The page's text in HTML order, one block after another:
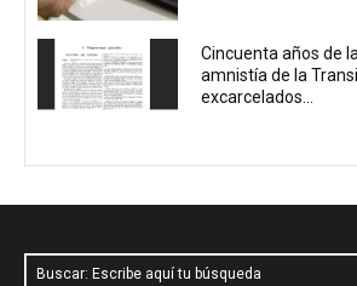
Cincuenta años de
amnistía de la
excarcelados...
Buscar: Escribe aquí tu búsqueda